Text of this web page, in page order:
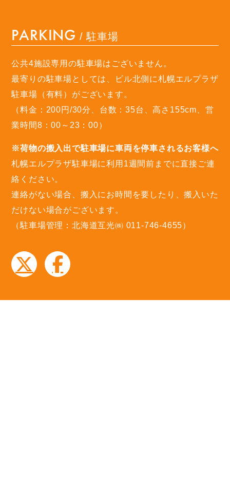
PARKING / 駐車場
公共4施設専用の駐車場はございません。
最寄りの駐車場としては、ビル北側に札幌エルプラザ
駐車場（有料）がございます。
（料金：200円/30分、台数：35台、高さ155cm、営
業時間8：00～23：00）
※荷物の搬入出で駐車場に車両を停車されるお客様へ
札幌エルプラザ駐車場に利用1週間前までに直接ご連
絡ください。
連絡がない場合、搬入にお時間を要したり、搬入いた
だけない場合がございます。
（駐車場管理：北海道互光㈱ 011-746-4655）